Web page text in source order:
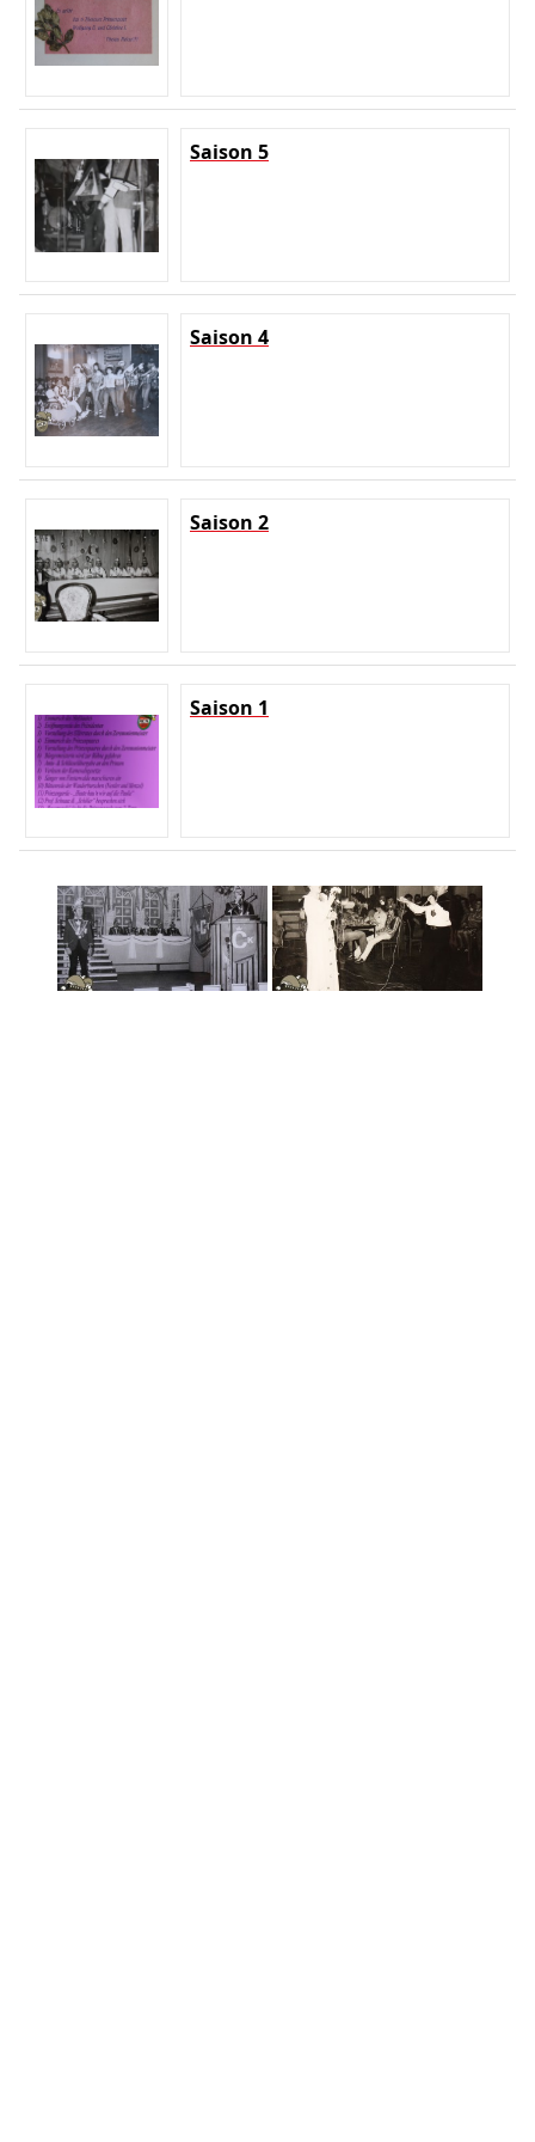
Saison 5
Saison 4
Saison 2
Saison 1